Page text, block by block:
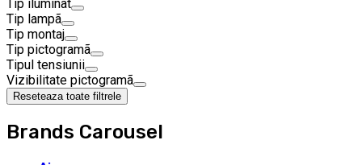
Tip iluminat
Tip lampã
Tip montaj
Tip pictogramã
Tipul tensiunii
Vizibilitate pictogramã
Reseteaza toate filtrele
Brands Carousel